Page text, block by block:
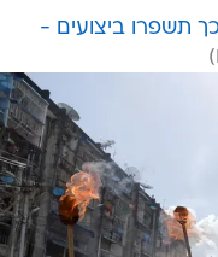
תשפרו ביצועים -